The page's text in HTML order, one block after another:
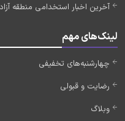
آخرین اخبار استخدامی منطقه آزاد
لینک‌های مهم
چهارشنبه‌های تخفیفی
رضایت و قبولی
وبلاگ